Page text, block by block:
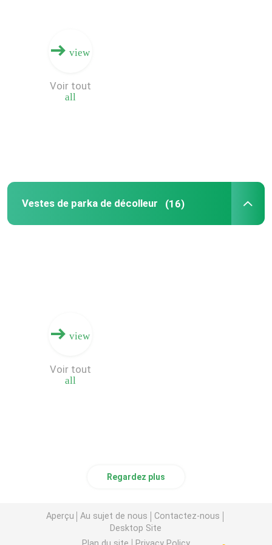
Gilet léger de décolleur
Veste respirable d'ouatine
Polo Shirts respirable
Pulls molletonnés de Hoodies de pull
view
all
Voir tout
Vestes de parka de décolleur (16)
view
all
Voir tout
Regardez plus
Aperçu Au sujet de nous
Contactez-nous
Desktop Site